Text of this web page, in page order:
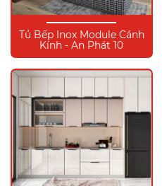
Tủ Bếp Inox Module Cánh
Kính - An Phát 10